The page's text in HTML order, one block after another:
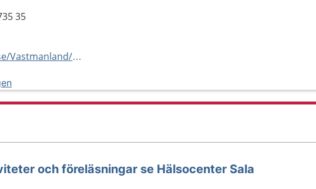
35
https://www.1177.se/Vastmanland/halsocenter-surahammar
och föreläsningar se Hälsocenter Sala